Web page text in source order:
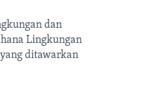
dan
Lingkungan
ditawarkan